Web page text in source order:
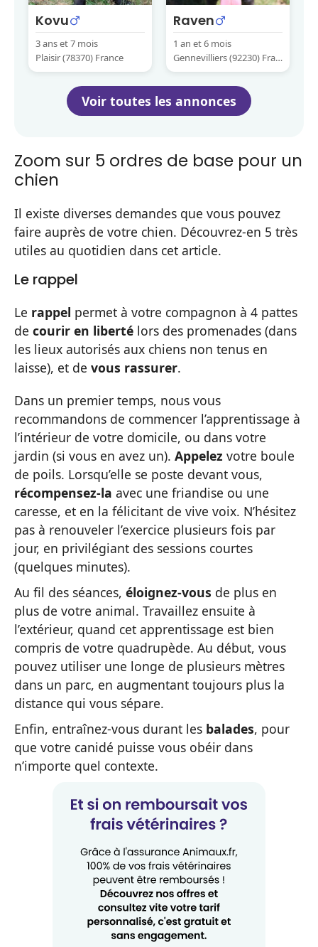
Kovu
3 ans et 7 mois
Plaisir (78370) France
Raven
1 an et 6 mois
Gennevilliers (92230) Fran
ce
Voir toutes les annonces
Zoom sur 5 ordres de base pour un
chien
Il existe diverses demandes que vous pouvez
faire auprès de votre chien. Découvrez-en 5 très
utiles au quotidien dans cet article.
Le rappel
Le rappel permet à votre compagnon à 4 pattes
de courir en liberté lors des promenades (dans
les lieux autorisés aux chiens non tenus en
laisse), et de vous rassurer.
Dans un premier temps, nous vous
recommandons de commencer l’apprentissage à
l’intérieur de votre domicile, ou dans votre
jardin (si vous en avez un). Appelez votre boule
de poils. Lorsqu’elle se poste devant vous,
récompensez-la avec une friandise ou une
caresse, et en la félicitant de vive voix. N’hésitez
pas à renouveler l’exercice plusieurs fois par
jour, en privilégiant des sessions courtes
(quelques minutes).
Au fil des séances, éloignez-vous de plus en
plus de votre animal. Travaillez ensuite à
l’extérieur, quand cet apprentissage est bien
compris de votre quadrupède. Au début, vous
pouvez utiliser une longe de plusieurs mètres
dans un parc, en augmentant toujours plus la
distance qui vous sépare.
Enfin, entraînez-vous durant les balades, pour
que votre canidé puisse vous obéir dans
n’importe quel contexte.